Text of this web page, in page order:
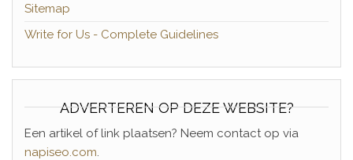
Sitemap
Write for Us - Complete Guidelines
ADVERTEREN OP DEZE WEBSITE?
Een artikel of link plaatsen? Neem contact op via
napiseo.com.